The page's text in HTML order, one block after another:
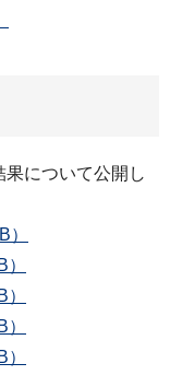
について公開し